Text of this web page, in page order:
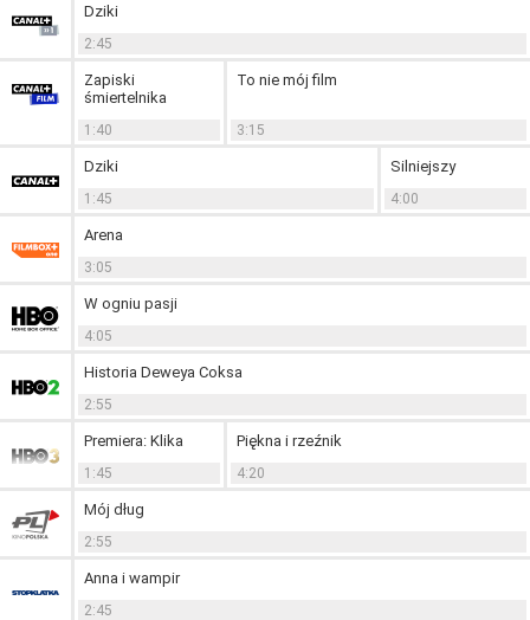
Dziki
2:45
Zapiski
śmiertelnika
1:40
To nie mój film
3:15
Dziki
1:45
Silniejszy
4:00
Arena
3:05
W ogniu pasji
4:05
Historia Deweya Coksa
2:55
Premiera: Klika
1:45
Piękna i rzeźnik
4:20
Mój dług
2:55
Anna i wampir
2:45